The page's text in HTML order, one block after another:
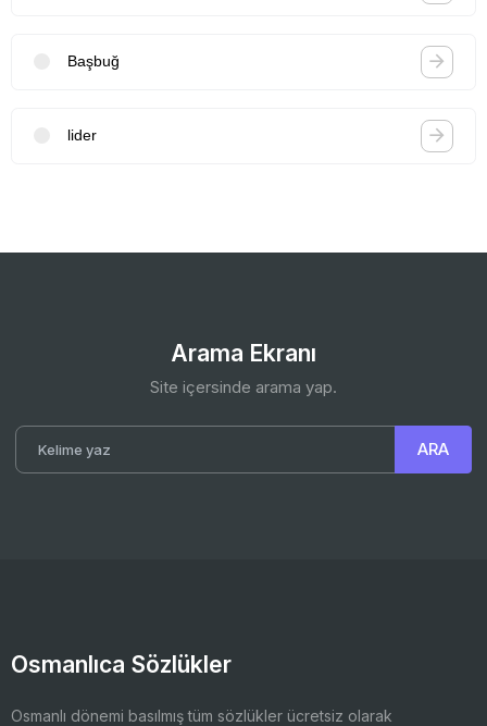
Başbuğ
lider
Arama Ekranı
Site içersinde arama yap.
Osmanlıca Sözlükler
Osmanlı dönemi basılmış tüm sözlükler ücretsiz olarak